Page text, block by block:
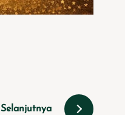
Selanjutnya